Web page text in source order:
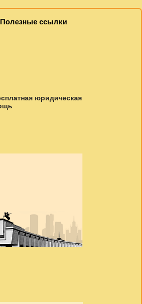
Полезные ссылки